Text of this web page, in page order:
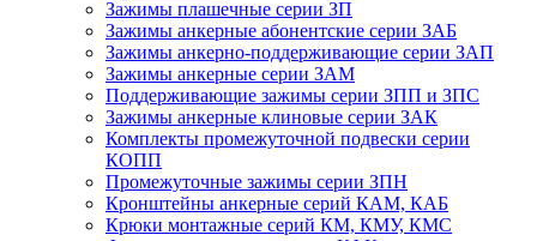
Зажимы плашечные серии ЗП
Зажимы анкерные абонентские серии ЗАБ
Зажимы анкерно-поддерживающие серии ЗАП
Зажимы анкерные серии ЗАМ
Поддерживающие зажимы серии ЗПП и ЗПС
Зажимы анкерные клиновые серии ЗАК
Комплекты промежуточной подвески серии
КОПП
Промежуточные зажимы серии ЗПН
Кронштейны анкерные серий КАМ, КАБ
Крюки монтажные серий КМ, КМУ, КМС